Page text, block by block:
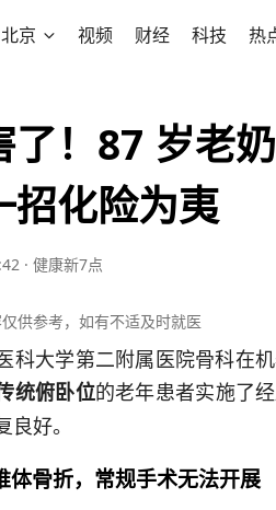
北京 视频 财经 科技 热
了！87 岁老
招化险为夷
· 健康新7点
供参考，如有不适及时就医
科大学第二附属医院骨科在
统俯卧位的老年患者实施了
好。
体骨折，常规手术无法开展